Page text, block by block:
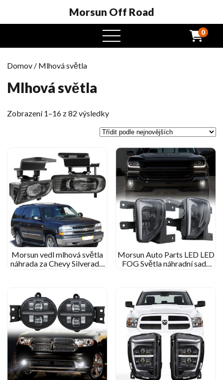
Morsun Off Road
Otevřená
nabídka
0
Domov / Mlhová světla
Mlhová světla
Zobrazení 1–16 z 82 výsledkyTříděno
nejnovějších
Morsun vedl mlhová světla
náhrada za Chevy Silverado
Morsun Auto Parts LED LED
FOG Světla náhradní sada
2018